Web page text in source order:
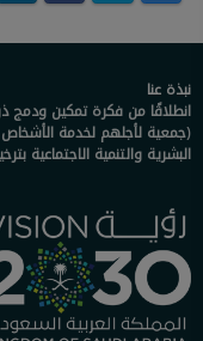
نبذة عنا
انطلاقًا من فكرة تمكين ودمج
(جمعية لأجلهم لخدمة
البشرية والتنمية الاجتماعية بترخيص